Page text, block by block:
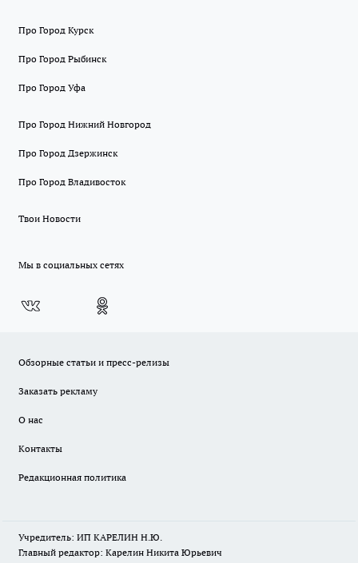
Про Город Курск
Про Город Рыбинск
Про Город Уфа
Про Город Нижний Новгород
Про Город Дзержинск
Про Город Владивосток
Твои Новости
Мы в социальных сетях
Обзорные статьи и пресс-релизы
Заказать рекламу
О нас
Контакты
Редакционная политика
Учредитель: ИП КАРЕЛИН Н.Ю.
Главный редактор: Карелин Никита Юрьевич